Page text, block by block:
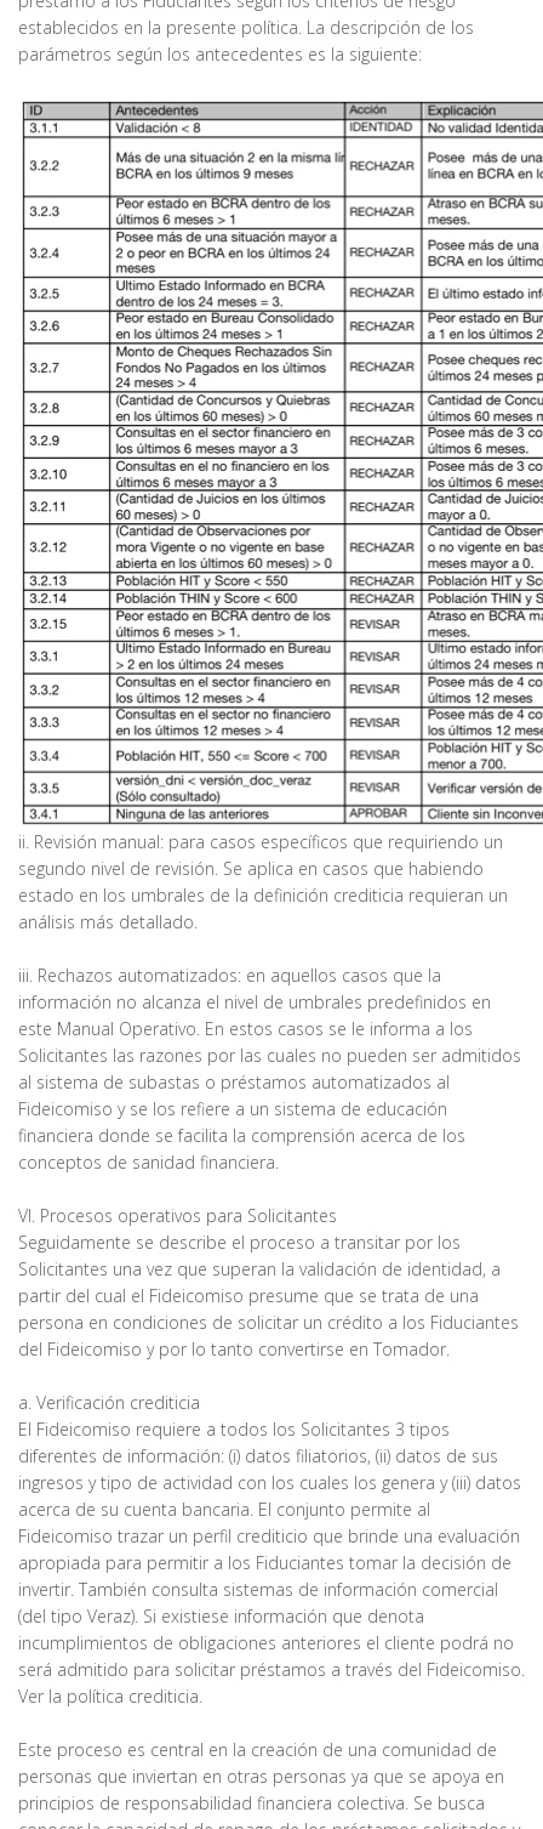
establecidos en la presente política. La descripción de los
parámetros según los antecedentes es la siguiente:
ii. Revisión manual: para casos específicos que requiriendo un
segundo nivel de revisión. Se aplica en casos que habiendo
estado en los umbrales de la definición crediticia requieran un
análisis más detallado.
iii. Rechazos automatizados: en aquellos casos que la
información no alcanza el nivel de umbrales predefinidos en
este Manual Operativo. En estos casos se le informa a los
Solicitantes las razones por las cuales no pueden ser admitidos
al sistema de subastas o préstamos automatizados al
Fideicomiso y se los refiere a un sistema de educación
financiera donde se facilita la comprensión acerca de los
conceptos de sanidad financiera.
VI. Procesos operativos para Solicitantes
Seguidamente se describe el proceso a transitar por los
Solicitantes una vez que superan la validación de identidad, a
partir del cual el Fideicomiso presume que se trata de una
persona en condiciones de solicitar un crédito a los Fiduciantes
del Fideicomiso y por lo tanto convertirse en Tomador.
a. Verificación crediticia
El Fideicomiso requiere a todos los Solicitantes 3 tipos
diferentes de información: (i) datos filiatorios, (ii) datos de sus
ingresos y tipo de actividad con los cuales los genera y (iii) datos
acerca de su cuenta bancaria. El conjunto permite al
Fideicomiso trazar un perfil crediticio que brinde una evaluación
apropiada para permitir a los Fiduciantes tomar la decisión de
invertir. También consulta sistemas de información comercial
(del tipo Veraz). Si existiese información que denota
incumplimientos de obligaciones anteriores el cliente podrá no
será admitido para solicitar préstamos a través del Fideicomiso.
Ver la política crediticia.
Este proceso es central en la creación de una comunidad de
personas que inviertan en otras personas ya que se apoya en
principios de responsabilidad financiera colectiva. Se busca